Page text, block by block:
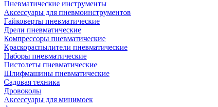
Пневматические инструменты
Аксессуары для пневмоинструментов
Гайковерты пневматические
Дрели пневматические
Компрессоры пневматические
Краскораспылители пневматические
Наборы пневматические
Пистолеты пневматические
Шлифмашины пневматические
Садовая техника
Дровоколы
Аксессуары для минимоек